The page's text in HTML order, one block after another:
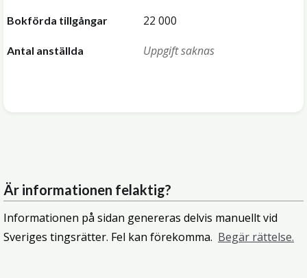
Bokförda tillgångar 22 000
Antal anställda Uppgift saknas
Är informationen felaktig?
Informationen på sidan genereras delvis manuellt vid
Sveriges tingsrätter. Fel kan förekomma. Begär rättelse.